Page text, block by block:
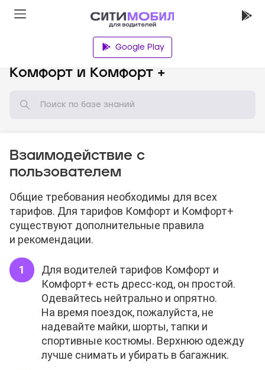
Google Play
Комфорт и Комфорт +
Взаимодействие с
пользователем
Общие требования необходимы для всех
тарифов. Для тарифов Комфорт и Комфорт+
существуют дополнительные правила
и рекомендации.
Для водителей тарифов Комфорт и
Комфорт+ есть дресс-код, он простой.
Одевайтесь нейтрально и опрятно.
На время поездок, пожалуйста, не
надевайте майки, шорты, тапки и
спортивные костюмы. Верхнюю одежду
лучше снимать и убирать в багажник.